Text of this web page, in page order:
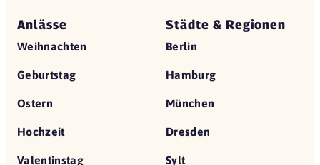
Anlässe
Weihnachten
Geburtstag
Ostern
Hochzeit
Valentinstag
Städte & Regionen
Berlin
Hamburg
München
Dresden
Sylt